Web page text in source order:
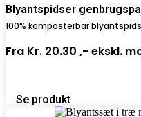
Blyantspidser
100% komposterbar
Fra Kr. 20.30 ,- ekskl.
Se produkt